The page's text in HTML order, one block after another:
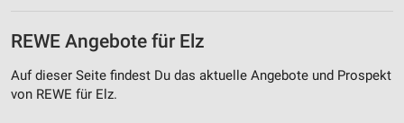
REWE Angebote für Elz
Auf dieser Seite findest Du das aktuelle Angebote und Prospekt
von REWE für Elz.